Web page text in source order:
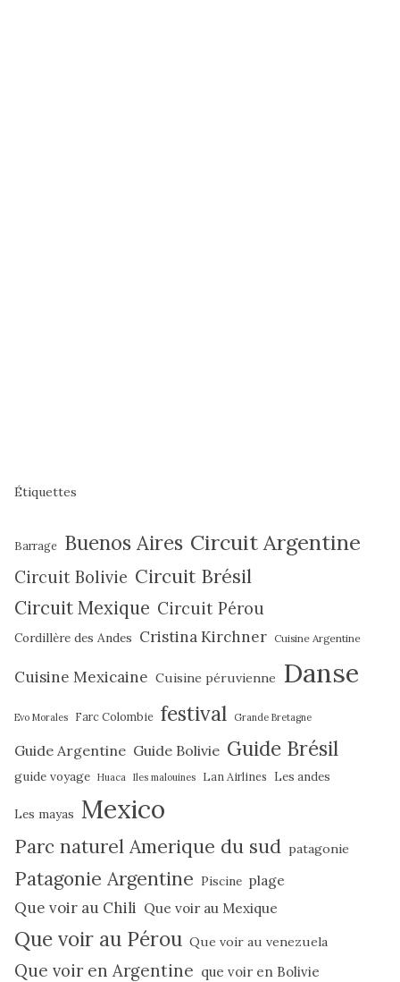
Étiquettes
Barrage Buenos Aires Circuit Argentine
Circuit Bolivie Circuit Brésil
Circuit Mexique Circuit Pérou
Cordillère des Andes Cristina Kirchner Cuisine Argentine
Cuisine Mexicaine Cuisine péruvienne Danse
Evo Morales Farc Colombie festival Grande Bretagne
Guide Argentine Guide Bolivie Guide Brésil
guide voyage Huaca Iles malouines Lan Airlines Les andes
Les mayas Mexico
Parc naturel Amerique du sud patagonie
Patagonie Argentine Piscine plage
Que voir au Chili Que voir au Mexique
Que voir au Pérou Que voir au venezuela
Que voir en Argentine que voir en Bolivie